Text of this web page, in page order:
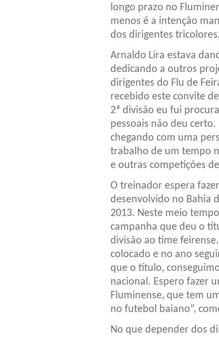
longo prazo no
menos é a intenção
dos dirigentes
Arnaldo Lira estava
dedicando a outros
dirigentes do Flu de
recebido este convite
2ª divisão eu fui
pessoais não deu
chegando com uma
trabalho de um tempo
e outras competições
O treinador espera
desenvolvido no Bahia
2013. Neste meio
campanha que deu o
divisão ao time
colocado e no ano
que o título,
nacional. Espero fazer
Fluminense, que tem
no futebol baiano”,
No que depender dos